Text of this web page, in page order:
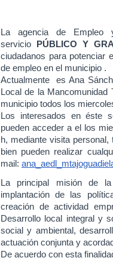
La agencia de Empleo
servicio
PÚBLICO Y
ciudadanos para potenciar
de empleo en el municipio .
Actualmente es Ana
Local de la Mancomunidad
municipio todos los
Los interesados en éste
pueden acceder a el los
h, mediante visita
bien pueden realizar
mail:
La principal misión de
implantación de las
creación de actividad
Desarrollo local integral y
social y ambiental,
actuación conjunta y
De acuerdo con esta